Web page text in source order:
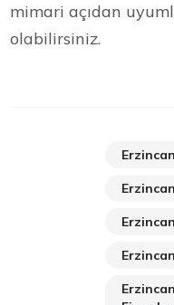
mimari açıdan
olabilirsiniz.